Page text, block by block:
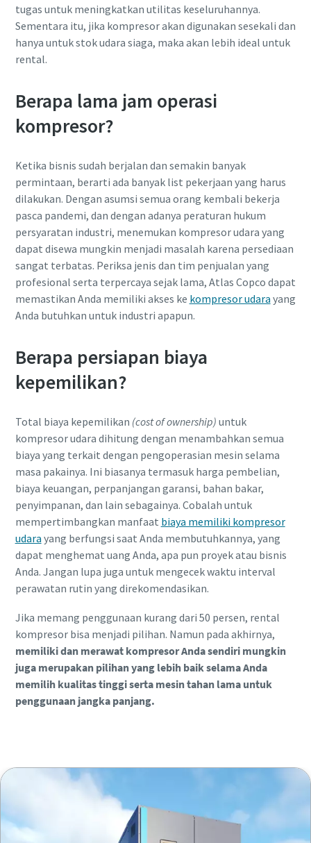
Semua yang perlu Anda ketahui tentang
proses pneumatic conveying
pneumatic conveying yang lebih efisien.
Selengkapnya
tugas untuk meningkatkan utilitas keseluruhannya.
Sementara itu, jika kompresor akan digunakan sesekali dan
hanya untuk stok udara siaga, maka akan lebih ideal untuk
rental.
Berapa lama jam operasi
kompresor?
Ketika bisnis sudah berjalan dan semakin banyak
permintaan, berarti ada banyak list pekerjaan yang harus
dilakukan. Dengan asumsi semua orang kembali bekerja
pasca pandemi, dan dengan adanya peraturan hukum
persyaratan industri, menemukan kompresor udara yang
dapat disewa mungkin menjadi masalah karena persediaan
sangat terbatas. Periksa jenis dan tim penjualan yang
profesional serta terpercaya sejak lama, Atlas Copco dapat
memastikan Anda memiliki akses ke kompresor udara yang
Anda butuhkan untuk industri apapun.
Berapa persiapan biaya
kepemilikan?
Total biaya kepemilikan (cost of ownership) untuk
kompresor udara dihitung dengan menambahkan semua
biaya yang terkait dengan pengoperasian mesin selama
masa pakainya. Ini biasanya termasuk harga pembelian,
biaya keuangan, perpanjangan garansi, bahan bakar,
penyimpanan, dan lain sebagainya. Cobalah untuk
mempertimbangkan manfaat biaya memiliki kompresor
udara yang berfungsi saat Anda membutuhkannya, yang
dapat menghemat uang Anda, apa pun proyek atau bisnis
Anda. Jangan lupa juga untuk mengecek waktu interval
perawatan rutin yang direkomendasikan.
Jika memang penggunaan kurang dari 50 persen, rental
kompresor bisa menjadi pilihan. Namun pada akhirnya,
memiliki dan merawat kompresor Anda sendiri mungkin
juga merupakan pilihan yang lebih baik selama Anda
memilih kualitas tinggi serta mesin tahan lama untuk
penggunaan jangka panjang.